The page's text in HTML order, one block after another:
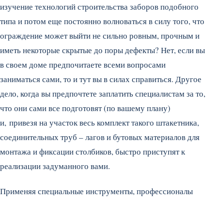
изучение технологий строительства заборов подобного
типа и потом еще постоянно волноваться в силу того, что
ограждение может выйти не сильно ровным, прочным и
иметь некоторые скрытые до поры дефекты? Нет, если вы
в своем доме предпочитаете всеми вопросами
заниматься сами, то и тут вы в силах справиться. Другое
дело, когда вы предпочтете заплатить специалистам за то,
что они сами все подготовят (по вашему плану)
и, привезя на участок весь комплект такого штакетника,
соединительных труб – лагов и бутовых материалов для
монтажа и фиксации столбиков, быстро приступят к
реализации задуманного вами.
Применяя специальные инструменты, профессионалы